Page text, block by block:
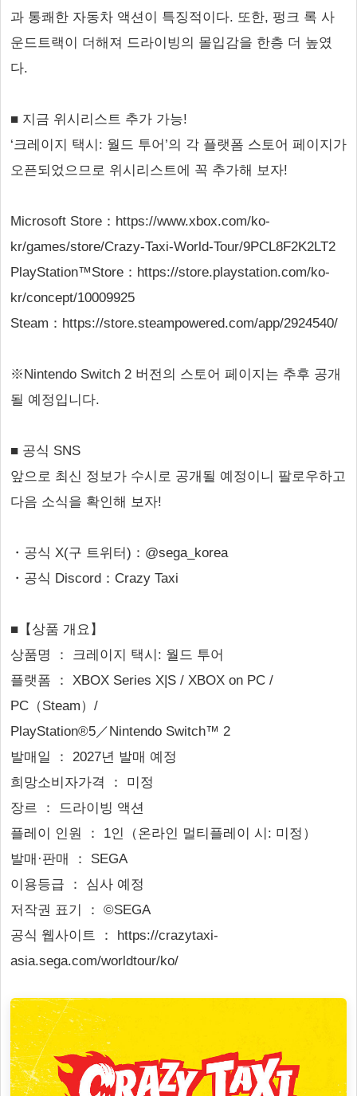
과 통쾌한 자동차 액션이 특징적이다. 또한, 펑크 록 사
운드트랙이 더해져 드라이빙의 몰입감을 한층 더 높였
다.
■ 지금 위시리스트 추가 가능!
‘크레이지 택시: 월드 투어’의 각 플랫폼 스토어 페이지가
오픈되었으므로 위시리스트에 꼭 추가해 보자!
Microsoft Store：https://www.xbox.com/ko-
kr/games/store/Crazy-Taxi-World-Tour/9PCL8F2K2LT2
PlayStation™Store：https://store.playstation.com/ko-
kr/concept/10009925
Steam：https://store.steampowered.com/app/2924540/
※Nintendo Switch 2 버전의 스토어 페이지는 추후 공개
될 예정입니다.
■ 공식 SNS
앞으로 최신 정보가 수시로 공개될 예정이니 팔로우하고
다음 소식을 확인해 보자!
・공식 X(구 트위터)：@sega_korea
・공식 Discord：Crazy Taxi
■【상품 개요】
상품명 ： 크레이지 택시: 월드 투어
플랫폼 ： XBOX Series X|S / XBOX on PC /
PC（Steam）/
PlayStation®5／Nintendo Switch™ 2
발매일 ： 2027년 발매 예정
희망소비자가격 ： 미정
장르 ： 드라이빙 액션
플레이 인원 ： 1인（온라인 멀티플레이 시: 미정）
발매·판매 ： SEGA
이용등급 ： 심사 예정
저작권 표기 ： ©SEGA
공식 웹사이트 ： https://crazytaxi-
asia.sega.com/worldtour/ko/